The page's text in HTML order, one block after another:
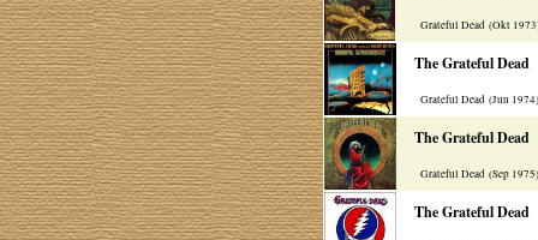
Grateful Dead (Okt
The Grateful Dead
Grateful Dead (Jun
The Grateful Dead
Grateful Dead (Sep
The Grateful Dead